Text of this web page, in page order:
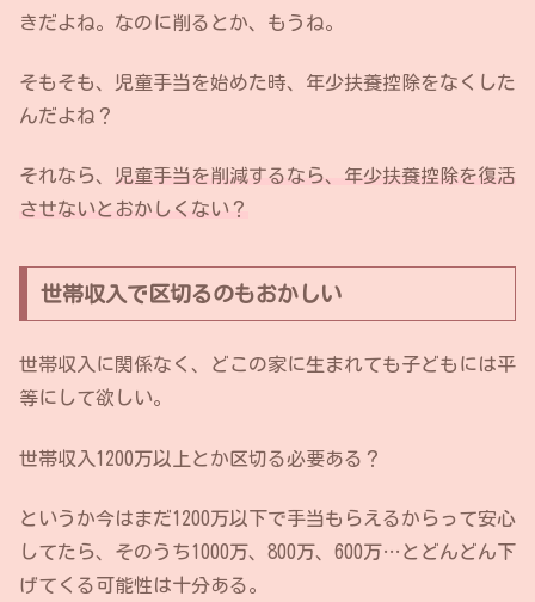
きだよね。なのに削るとか、もうね。
そもそも、児童手当を始めた時、年少扶養控除をなくした
んだよね？
それなら、
児童手当を削減するなら、年少扶養控除を復活
させないとおかしくない？
世帯収入で区切るのもおかしい
世帯収入に関係なく、どこの家に生まれても子どもには平
等にして欲しい。
世帯収入1200万以上とか区切る必要ある？
というか今はまだ1200万以下で手当もらえるからって安心
してたら、そのうち1000万、800万、600万…とどんどん下
げてくる可能性は十分ある。